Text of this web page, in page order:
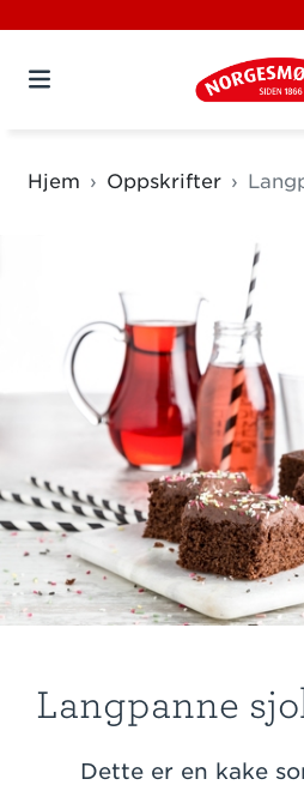
Hjem Oppskrifter
Langpanne
Dette er en kake